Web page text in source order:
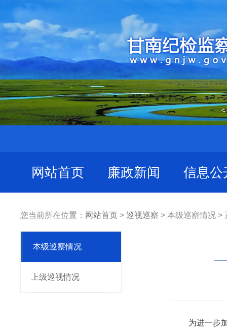
网站首页 廉政新闻 信息公
您当前所在位置： 网站首页 > 巡视巡察 > 本级巡察情况 >
本级巡察情况
上级巡视情况
为进一步